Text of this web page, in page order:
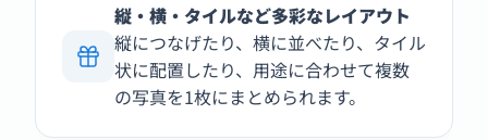
縦・横・タイルなど多彩なレイアウト
縦につなげたり、横に並べたり、タイル
状に配置したり、用途に合わせて複数
の写真を1枚にまとめられます。